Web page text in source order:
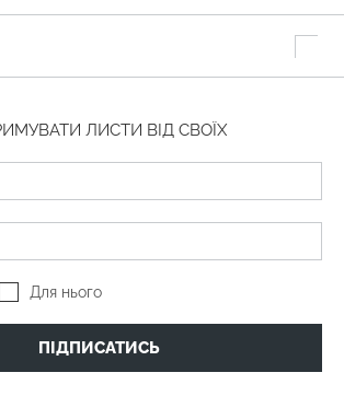
ЛИСТИ ВІД СВОЇХ
Для нього
ПІДПИСАТИСЬ